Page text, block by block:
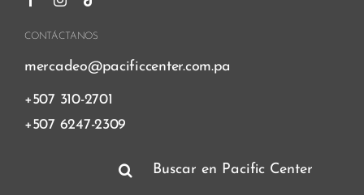
CONTÁCTANOS
mercadeo@pacificcenter.com.pa
+507 310-2701
+507 6247-2309